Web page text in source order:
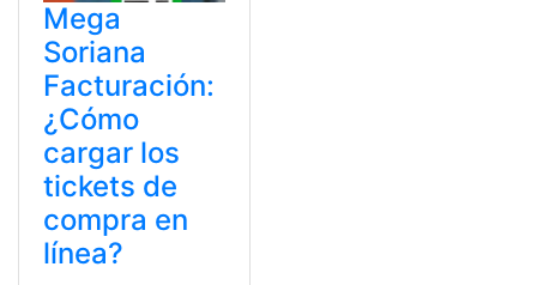
Mega
Soriana
Facturación:
¿Cómo
cargar los
tickets de
compra en
línea?